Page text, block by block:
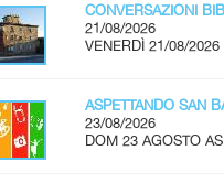
CONVERSAZIONI
21/08/2026
VENERDÌ 21/08/2026
ASPETTANDO SAN
23/08/2026
DOM 23 AGOSTO